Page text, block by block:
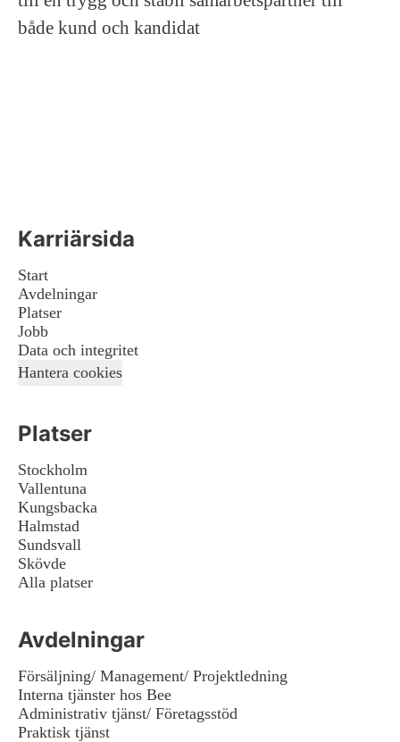
både kund och kandidat
Karriärsida
Start
Avdelningar
Platser
Jobb
Data och integritet
Hantera cookies
Platser
Stockholm
Vallentuna
Kungsbacka
Halmstad
Sundsvall
Skövde
Alla platser
Avdelningar
Försäljning/ Management/ Projektledning
Interna tjänster hos Bee
Administrativ tjänst/ Företagsstöd
Praktisk tjänst